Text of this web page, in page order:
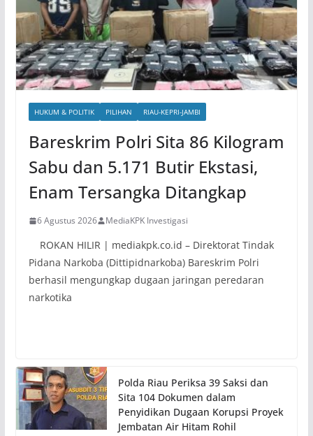
HUKUM & POLITIK PILIHAN RIAU-KEPRI-JAMBI
Bareskrim Polri Sita 86 Kilogram
Sabu dan 5.171 Butir Ekstasi,
Enam Tersangka Ditangkap
6 Agustus 2026 MediaKPK Investigasi
ROKAN HILIR | mediakpk.co.id – Direktorat Tindak
Pidana Narkoba (Dittipidnarkoba) Bareskrim Polri
berhasil mengungkap dugaan jaringan peredaran
narkotika
Polda Riau Periksa 39 Saksi dan
Sita 104 Dokumen dalam
Penyidikan Dugaan Korupsi Proyek
Jembatan Air Hitam Rohil